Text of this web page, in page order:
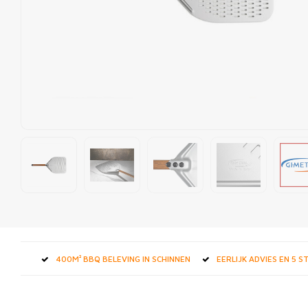
400M² BBQ BELEVING IN SCHINNEN EERLIJK ADVIES EN 5